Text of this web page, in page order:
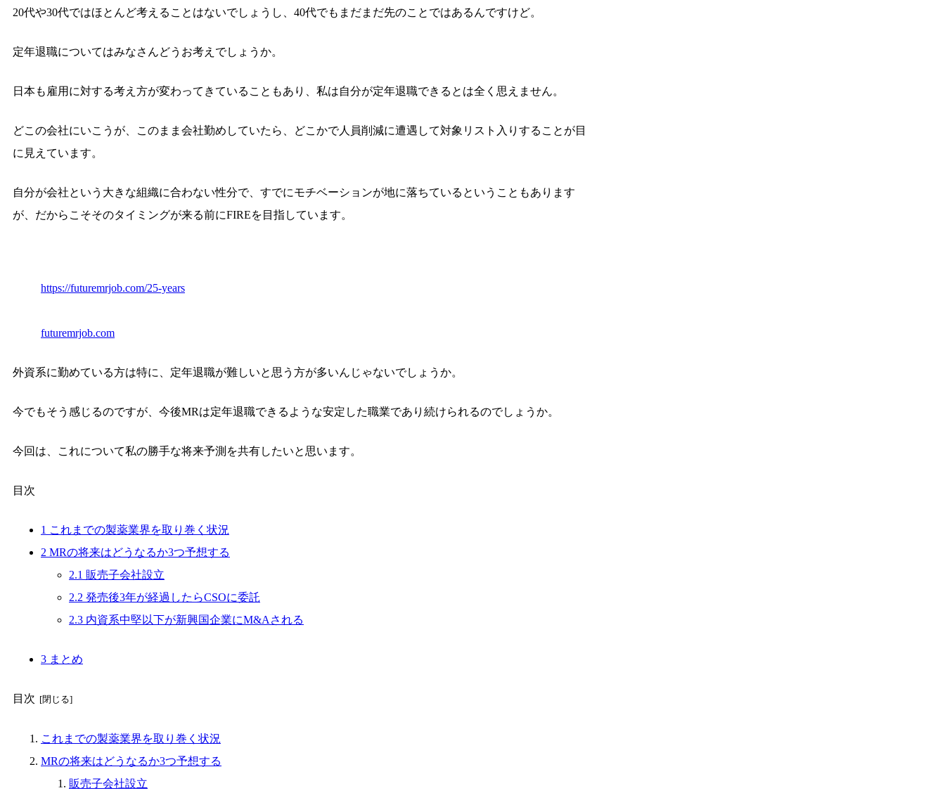
20代や30代ではほとんど考えることはないでしょうし、40代でもまだまだ先のことではあるんですけど。
定年退職についてはみなさんどうお考えでしょうか。
日本も雇用に対する考え方が変わってきていることもあり、私は自分が定年退職できるとは全く思えません。
どこの会社にいこうが、このまま会社勤めしていたら、どこかで人員削減に遭遇して対象リスト入りすることが目
に見えています。
自分が会社という大きな組織に合わない性分で、すでにモチベーションが地に落ちているということもあります
が、だからこそそのタイミングが来る前にFIREを目指しています。
https://futuremrjob.com/25-years
futuremrjob.com
外資系に勤めている方は特に、定年退職が難しいと思う方が多いんじゃないでしょうか。
今でもそう感じるのですが、今後MRは定年退職できるような安定した職業であり続けられるのでしょうか。
今回は、これについて私の勝手な将来予測を共有したいと思います。
目次
1 これまでの製薬業界を取り巻く状況
2 MRの将来はどうなるか3つ予想する
2.1 販売子会社設立
2.2 発売後3年が経過したらCSOに委託
2.3 内資系中堅以下が新興国企業にM&Aされる
3 まとめ
目次
これまでの製薬業界を取り巻く状況
MRの将来はどうなるか3つ予想する
販売子会社設立